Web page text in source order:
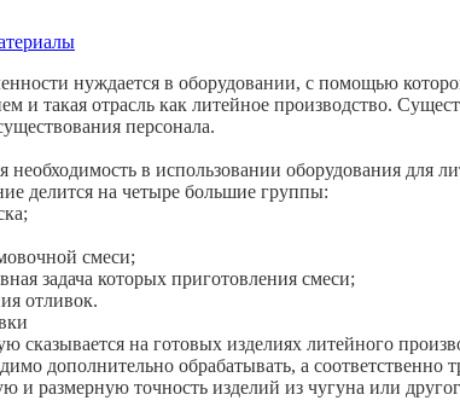
нуждается в оборудовании, с помощью
и такая отрасль как литейное производство.
персонала.
необходимость в использовании оборудования для
делится на четыре большие группы:
смеси;
задача которых приготовления смеси;
отливок.
сказывается на готовых изделиях литейного
дополнительно обрабатывать, а
и размерную точность изделий из чугуна или